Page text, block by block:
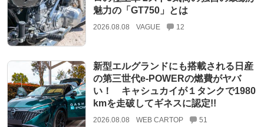
魅力の「GT750」とは
2026.08.08 VAGUE 12
新型エルグランドにも搭載される日産
の第三世代e-POWERの燃費がヤバ
い！ キャシュカイが１タンクで1980
kmを走破してギネスに認定!!
2026.08.08 WEB CARTOP 51